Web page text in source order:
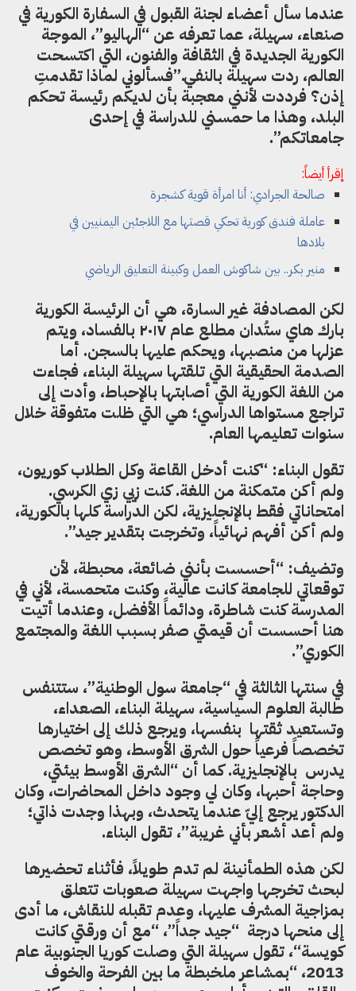
عندما سأل أعضاء لجنة القبول في السفارة الكورية في
صنعاء، سهيلة، عما تعرفه عن “الهاليو”، الموجة
الكورية الجديدة في الثقافة والفنون، التي اكتسحت
العالم، ردت سهيلة بالنفي.”فسألوني لماذا تقدمت
إذن؟ فرددت لأنني معجبة بأن لديكم رئيسة تحكم
البلد، وهذا ما حمسني للدراسة في إحدى
جامعاتكم”.
إقرأ أيضاً:
صالحة الجرادي: أنا امرأة قوية كشجرة
عاملة فندق كورية تحكي قصتها مع اللاجئين اليمنيين في
بلادها
منير بكر.. بين شاكوش العمل وكبينة التعليق الرياضي
لكن المصادفة غير السارة، هي أن الرئيسة الكورية
بارك هاي ستُدان مطلع عام ٢٠١٧ بالفساد ، ويتم
عزلها من منصبها، ويحكم عليها بالسجن. أما
الصدمة الحقيقية التي تلقتها سهيلة البناء، فجاءت
من اللغة الكورية التيأصابتها بالإحباط، وأدت إلى
تراجع مستواها الدراسي؛ هي التي ظلت متفوقة خلال
سنوات تعليمها العام.
تقول البناء: “كنت أدخل القاعة وكل الطلاب كوريون،
ولم أكن متمكنة من اللغة. كنت زيي زي الكرسي.
امتحاناتي فقط بالنجليزية، لكن الدراسة كلها بالكورية،
ولم أكن أفهم نهائياً، وتخرجت بتقدير جيد”.
وتضيف: “أحسست بأنني ضائعة، محبطة، لأن
توقعاتي للجامعة كانت عالية، وكنت متحمسة، لأني في
المدرسة كنت شاطرة، ودائما الأفضل، وعندما أتيت
هنا أحسست أن قيمتي صفر بسبب اللغة والمجتمع
الكوري”.
في سنتها الثالثة في “جامعة سول الوطنية”، ستتنفس
طالبة العلوم السياسية، سهيلة البناء، الصعداء،
وتستعيد ثقتها بنفسها، ويرجع ذلك إلى اختيارها
تخصصا فرعياحول الشرق الأوسط، وهو تخصص
يدرس بالنجليزية. كما أن “الشرق الأوسط بيئتي،
وحاجة أحبها، وكان لي وجود داخل المحاضرات، وكان
الدكتور يرجع إليعندما يتحدث، وبهذا وجدت ذاتي؛
ولم أعد أشعر بأني غريبة”، تقول البناء.
لكن هذه الطمأنينة لم تدم طويلاً، فأثناء تحضيرها
لبحث تخرجها واجهت سهيلة صعوبات تتعلق
بمزاجية المشرف عليها، وعدم تقبله للنقاش، ما أدى
إلى منحها درجة “جيد جداً”، “مع أن ورقتي كانت
كويسة“، تقول سهيلة التي وصلت كوريا الجنوبية عام
2013، “بمشاعر ملخبطة ما بين الفرحة والخوف